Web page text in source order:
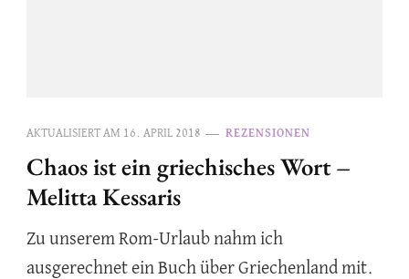
AKTUALISIERT AM 16. APRIL 2018 REZENSIONEN
Chaos ist ein griechisches Wort –
Melitta Kessaris
Zu unserem Rom-Urlaub nahm ich
ausgerechnet ein Buch über Griechenland mit.